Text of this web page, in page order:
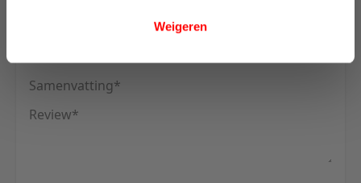
Weigeren
Sofa Bed With Arms - stof 595
Samenvatting
Review